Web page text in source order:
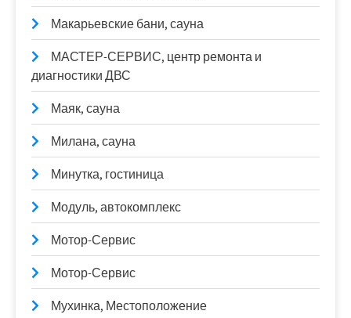
Макарьевские бани, сауна
МАСТЕР-СЕРВИС, центр ремонта и
диагностики ДВС
Маяк, сауна
Милана, сауна
Минутка, гостиница
Модуль, автокомплекс
Мотор-Сервис
Мотор-Сервис
Мухинка, Местоположение